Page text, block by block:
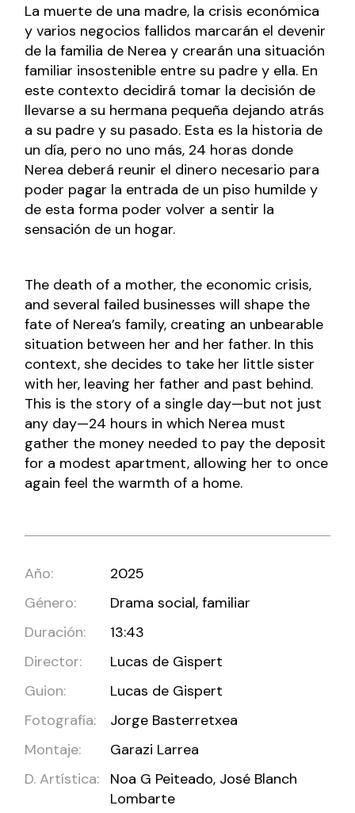
La muerte de una madre, la crisis económica
y varios negocios fallidos marcarán el devenir
de la familia de Nerea y crearán una situación
familiar insostenible entre su padre y ella. En
este contexto decidirá tomar la decisión de
llevarse a su hermana pequeña dejando atrás
a su padre y su pasado. Esta es la historia de
un día, pero no uno más, 24 horas donde
Nerea deberá reunir el dinero necesario para
poder pagar la entrada de un piso humilde y
de esta forma poder volver a sentir la
sensación de un hogar.
The death of a mother, the economic crisis,
and several failed businesses will shape the
fate of Nerea’s family, creating an unbearable
situation between her and her father. In this
context, she decides to take her little sister
with her, leaving her father and past behind.
This is the story of a single day—but not just
any day—24 hours in which Nerea must
gather the money needed to pay the deposit
for a modest apartment, allowing her to once
again feel the warmth of a home.
Año:
2025
Género:
Drama social, familiar
Duración:
13:43
Director:
Lucas de Gispert
Guion:
Lucas de Gispert
Fotografía:
Jorge Basterretxea
Montaje:
Garazi Larrea
D. Artística:
Noa G Peiteado, José Blanch
Lombarte